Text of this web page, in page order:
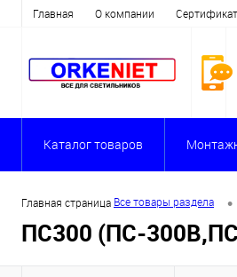
Главная О компании
Каталог товаров
Главная страница Все товары раздела •
ПС300 (ПС-